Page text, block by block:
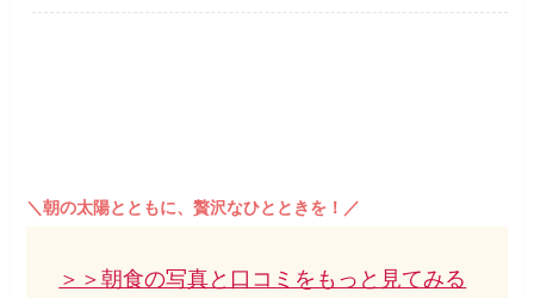
＼朝の太陽とともに、贅沢なひとときを！／
＞＞朝食の写真と口コミをもっと見てみる